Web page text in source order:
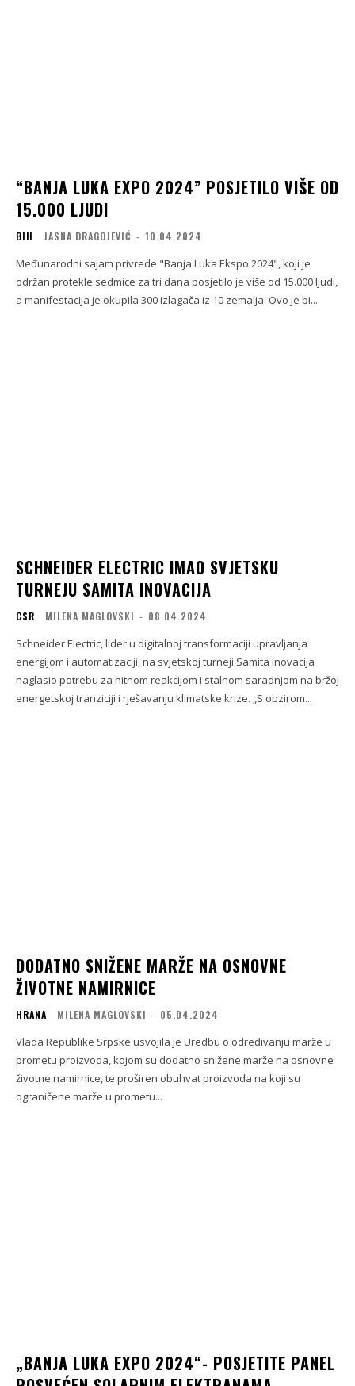
“BANJA LUKA EXPO 2024” POSJETILO VIŠE OD
15.000 LJUDI
BIH JASNA DRAGOJEVIĆ - 10.04.2024
Međunarodni sajam privrede "Banja Luka Ekspo 2024", koji je
održan protekle sedmice za tri dana posjetilo je više od 15.000 ljudi,
a manifestacija je okupila 300 izlagača iz 10 zemalja. Ovo je bi...
SCHNEIDER ELECTRIC IMAO SVJETSKU
TURNEJU SAMITA INOVACIJA
CSR MILENA MAGLOVSKI - 08.04.2024
Schneider Electric, lider u digitalnoj transformaciji upravljanja
energijom i automatizaciji, na svjetskoj turneji Samita inovacija
naglasio potrebu za hitnom reakcijom i stalnom saradnjom na bržoj
energetskoj tranziciji i rješavanju klimatske krize. „S obzirom...
DODATNO SNIŽENE MARŽE NA OSNOVNE
ŽIVOTNE NAMIRNICE
HRANA MILENA MAGLOVSKI - 05.04.2024
Vlada Republike Srpske usvojila je Uredbu o određivanju marže u
prometu proizvoda, kojom su dodatno snižene marže na osnovne
životne namirnice, te proširen obuhvat proizvoda na koji su
ograničene marže u prometu...
„BANJA LUKA EXPO 2024“- POSJETITE PANEL